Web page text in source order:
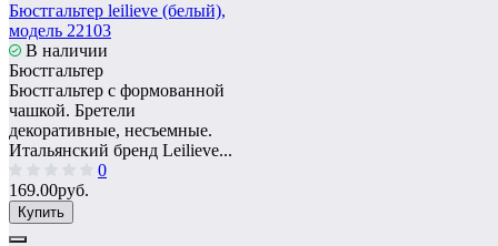
Бюстгальтер leilieve (белый),
модель 22103
В наличии
Бюстгальтер
Бюстгальтер с формованной
чашкой. Бретели
декоративные, несъемные.
Итальянский бренд Leilieve...
0
169.00руб.
Купить